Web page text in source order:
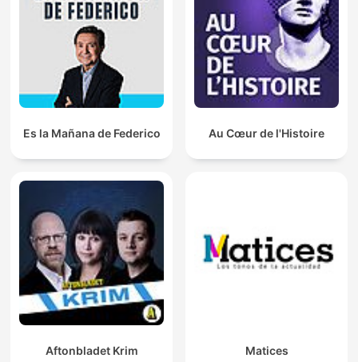
Es la Mañana de Federico Au Cœur de l'Histoire
Aftonbladet Krim Matices